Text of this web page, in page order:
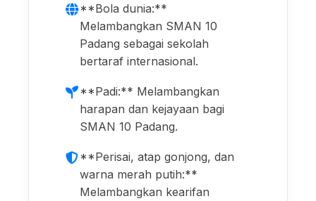
**Bola dunia:**
Melambangkan SMAN 10
Padang sebagai sekolah
bertaraf internasional.
**Padi:** Melambangkan
harapan dan kejayaan bagi
SMAN 10 Padang.
**Perisai, atap gonjong, dan
warna merah putih:**
Melambangkan kearifan